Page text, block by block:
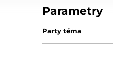
Parametry
Party téma